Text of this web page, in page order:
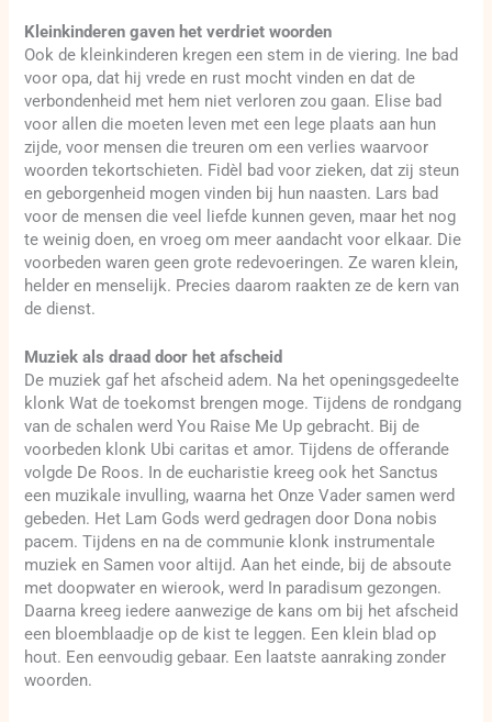
Kleinkinderen gaven het verdriet woorden
Ook de kleinkinderen kregen een stem in de viering. Ine bad
voor opa, dat hij vrede en rust mocht vinden en dat de
verbondenheid met hem niet verloren zou gaan. Elise bad
voor allen die moeten leven met een lege plaats aan hun
zijde, voor mensen die treuren om een verlies waarvoor
woorden tekortschieten. Fidèl bad voor zieken, dat zij steun
en geborgenheid mogen vinden bij hun naasten. Lars bad
voor de mensen die veel liefde kunnen geven, maar het nog
te weinig doen, en vroeg om meer aandacht voor elkaar. Die
voorbeden waren geen grote redevoeringen. Ze waren klein,
helder en menselijk. Precies daarom raakten ze de kern van
de dienst.
Muziek als draad door het afscheid
De muziek gaf het afscheid adem. Na het openingsgedeelte
klonk Wat de toekomst brengen moge. Tijdens de rondgang
van de schalen werd You Raise Me Up gebracht. Bij de
voorbeden klonk Ubi caritas et amor. Tijdens de offerande
volgde De Roos. In de eucharistie kreeg ook het Sanctus
een muzikale invulling, waarna het Onze Vader samen werd
gebeden. Het Lam Gods werd gedragen door Dona nobis
pacem. Tijdens en na de communie klonk instrumentale
muziek en Samen voor altijd. Aan het einde, bij de absoute
met doopwater en wierook, werd In paradisum gezongen.
Daarna kreeg iedere aanwezige de kans om bij het afscheid
een bloemblaadje op de kist te leggen. Een klein blad op
hout. Een eenvoudig gebaar. Een laatste aanraking zonder
woorden.